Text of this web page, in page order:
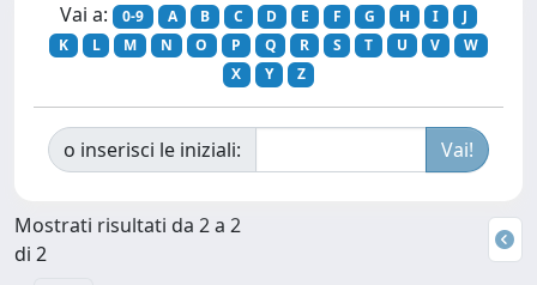
Vai a: 0-9 A B C D E F G H I
J
K
L M N O P Q R S T U V
W
X
Y Z
o inserisci le iniziali:
Mostrati risultati da 2 a 2
di 2